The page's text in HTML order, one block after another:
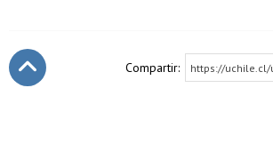
Compartir: https://uchile.cl/